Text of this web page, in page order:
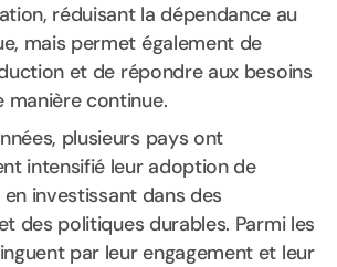
réduisant la dépendance au
mais permet également de
et de répondre aux besoins
manière continue.
plusieurs pays ont
intensifié leur adoption de
en investissant dans des
des politiques durables. Parmi les
par leur engagement et leur